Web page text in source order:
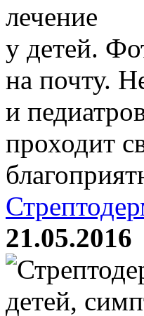
у детей.
на почту.
и
проходит
21.05.2016